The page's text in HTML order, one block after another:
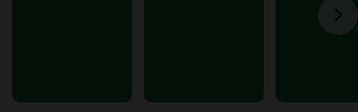
cabra que llevaba ocho días atrapada en